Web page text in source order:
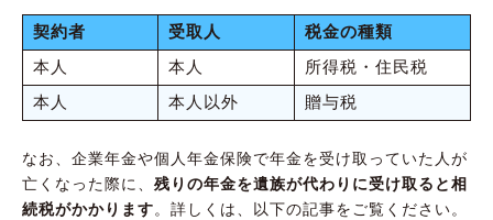
契約者 受取人
税金の種類
本人
本人
所得税・住民税
本人
本人以外 贈与税
なお、企業年金や個人年金保険で年金を受け取っていた人が
亡くなった際に、 残りの年金を遺族が代わりに受け取ると相
続税がかかります。詳しくは、以下の記事をご覧ください。